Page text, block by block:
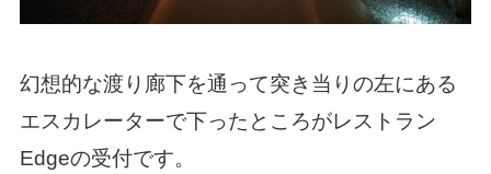
幻想的な渡り廊下を通って突き当りの左にある
エスカレーターで下ったところがレストラン
Edgeの受付です。